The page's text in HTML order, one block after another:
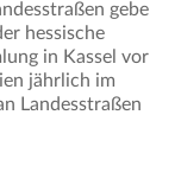
gebe
hessische
in Kassel vor
jährlich im
Landesstraßen